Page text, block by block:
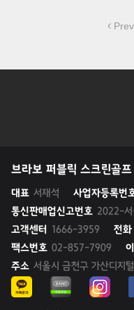
Prev
브라보 퍼블릭 스크린골
대표 서재석 사업자등록번
통신판매업신고번호 2022-
고객센터
1666-3959 전화
팩스번호 02-857-7909
주소 서울시 금천구 가산디지